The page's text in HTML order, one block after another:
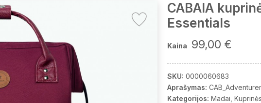
CABAIA
Essentials
Kaina 99,00 €
SKU: 0000060683
Aprašymas:
Kategorijos: Madai Kuprinės